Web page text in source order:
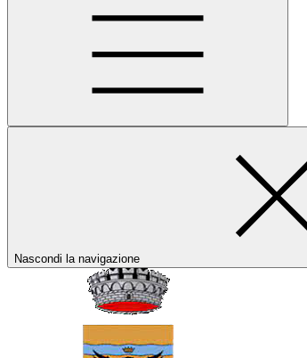
Nascondi la navigazione